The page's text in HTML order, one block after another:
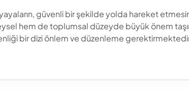
güvenli bir şekilde yolda hareket
hem de toplumsal düzeyde büyük önem
bir dizi önlem ve düzenleme